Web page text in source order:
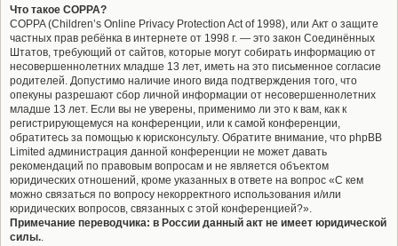
Что такое COPPA?
COPPA (Children’s Online Privacy Protection Act of 1998), или Акт о защите
частных прав ребёнка в интернете от 1998 г. — это закон Соединённых
Штатов, требующий от сайтов, которые могут собирать информацию от
несовершеннолетних младше 13 лет, иметь на это письменное согласие
родителей. Допустимо наличие иного вида подтверждения того, что
опекуны разрешают сбор личной информации от несовершеннолетних
младше 13 лет. Если вы не уверены, применимо ли это к вам, как к
регистрирующемуся на конференции, или к самой конференции,
обратитесь за помощью к юрисконсульту. Обратите внимание, что phpBB
Limited администрация данной конференции не может давать
рекомендаций по правовым вопросам и не является объектом
юридических отношений, кроме указанных в ответе на вопрос «С кем
можно связаться по вопросу некорректного использования и/или
юридических вопросов, связанных с этой конференцией?».
Примечание переводчика: в России данный акт не имеет юридической
силы..